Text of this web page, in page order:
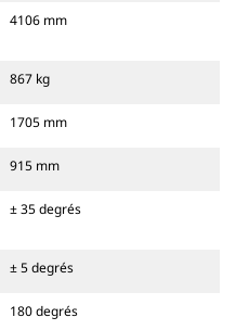
4106 mm
867 kg
1705 mm
915 mm
± 35 degrés
± 5 degrés
180 degrés